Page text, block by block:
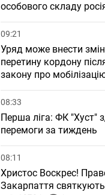
особового складу
09:21
Уряд може внести
перетину кордону
закону про
08:33
Перша ліга: ФК "Хуст"
перемоги за тиждень
08:11
Христос Воскрес!
Закарпаття